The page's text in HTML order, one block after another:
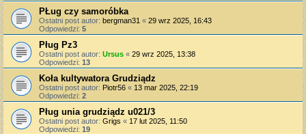
PŁug czy samoróbka
Ostatni post autor: bergman31 « 29 wrz 2025, 16:43
Odpowiedzi: 5
Pług Pz3
Ostatni post autor: Ursus « 29 wrz 2025, 13:38
Odpowiedzi: 13
Koła kultywatora Grudziądz
Ostatni post autor: Piotr56 « 13 mar 2025, 22:19
Odpowiedzi: 2
Pług unia grudziądz u021/3
Ostatni post autor: Grigs « 17 lut 2025, 11:50
Odpowiedzi: 19